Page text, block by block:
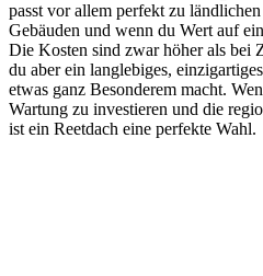
passt vor allem perfekt zu
Gebäuden und wenn du Wert auf
Die Kosten sind zwar höher als bei
du aber ein langlebiges,
etwas ganz Besonderem macht.
Wartung zu investieren und die
ist ein Reetdach eine perfekte Wahl.